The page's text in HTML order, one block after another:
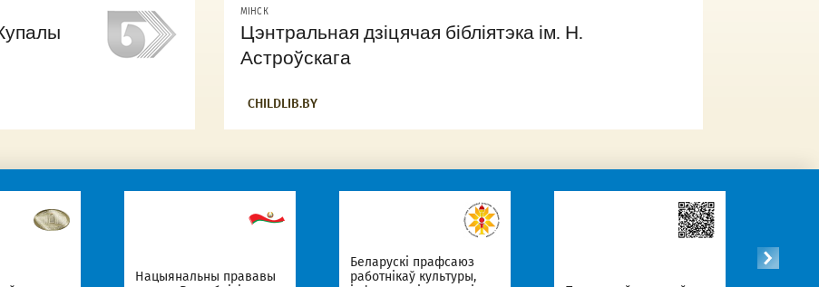
МIНСК
Цэнтральная дзіцячая бібліятэка ім. Н.
Астроўскага
CHILDLIB.BY
Нацыянальны прававы
Беларускі прафсаюз
работнікаў культуры,